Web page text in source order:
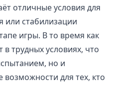
отличные условия для
или стабилизации
игры. В то время как
трудных условиях, что
но и
возможности для тех, кто